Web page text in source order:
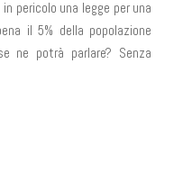
pericolo una legge per una
il 5% della popolazione
ne potrà parlare? Senza